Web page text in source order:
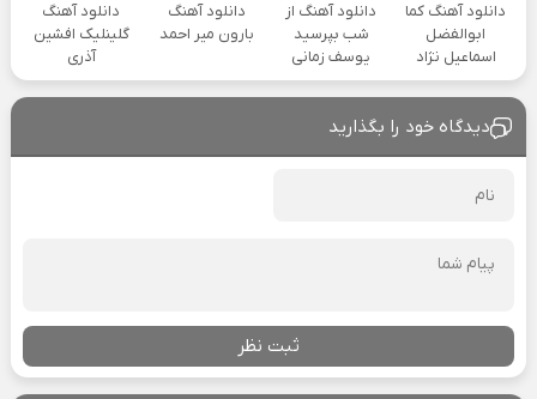
دانلود آهنگ کما
ابوالفضل
اسماعیل نژاد
دانلود آهنگ از
شب بپرسید
یوسف زمانی
دانلود آهنگ
بارون میر احمد
دانلود آهنگ
گلینلیک افشین
آذری
دیدگاه خود را بگذارید
ثبت نظر